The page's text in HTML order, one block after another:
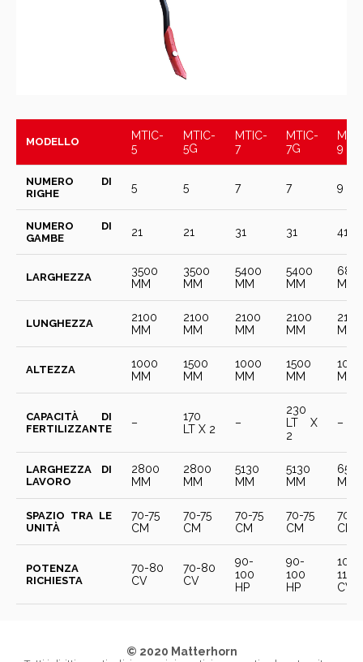
MODELLO
MTIC-
5
MTIC-
5G
MTIC-
7
MTIC-
7G
9
NUMERO DI
RIGHE
5 5 7 7 9
NUMERO DI
GAMBE
21 21 31 31 41
LARGHEZZA
3500
MM
3500
MM
5400
MM
5400
MM
MM
LUNGHEZZA
2100
MM
2100
MM
2100
MM
2100
MM
2100
MM
ALTEZZA
1000
MM
1500
MM
1000
MM
1500
MM
1000
MM
CAPACITÀ DI
FERTILIZZANTE
–
170
LT X 2
–
230
LT X
2
–
LARGHEZZA DI
LAVORO
2800
MM
2800
MM
5130
MM
5130
MM
MM
SPAZIO TRA LE
UNITÀ
70-75
CM
70-75
CM
70-75
CM
70-75
CM
70-
CM
POTENZA
RICHIESTA
70-80
CV
70-80
CV
90-
100
HP
90-
100
HP
100-
110
CV
© 2020 Matterhorn